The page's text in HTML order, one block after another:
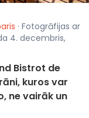
· Fotogrāfijas ar
4. decembris,
Bistrot de
kuros var
ne vairāk un